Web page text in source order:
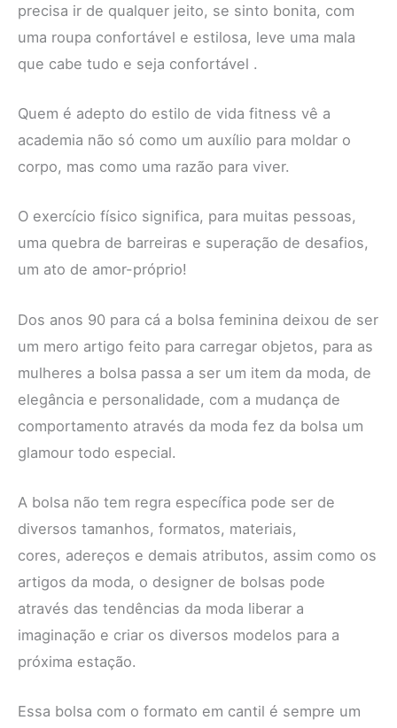
precisa ir de qualquer jeito, se sinto bonita, com
uma roupa confortável e estilosa, leve uma mala
que cabe tudo e seja confortável .
Quem é adepto do estilo de vida fitness vê a
academia não só como um auxílio para moldar o
corpo, mas como uma razão para viver.
O exercício físico significa, para muitas pessoas,
uma quebra de barreiras e superação de desafios,
um ato de amor-próprio!
Dos anos 90 para cá a bolsa feminina deixou de ser
um mero artigo feito para carregar objetos, para as
mulheres a bolsa passa a ser um item da moda, de
elegância e personalidade, com a mudança de
comportamento através da moda fez da bolsa um
glamour todo especial.
A bolsa não tem regra específica pode ser de
diversos tamanhos, formatos, materiais,
cores, adereços e demais atributos, assim como os
artigos da moda, o designer de bolsas pode
através das tendências da moda liberar a
imaginação e criar os diversos modelos para a
próxima estação.
Essa bolsa com o formato em cantil é sempre um